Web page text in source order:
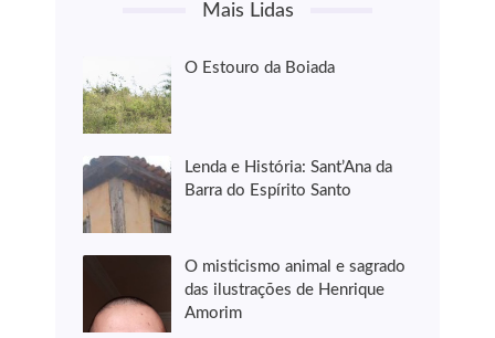
Mais Lidas
O Estouro da Boiada
Lenda e História: Sant’Ana da
Barra do Espírito Santo
O misticismo animal e sagrado
das ilustrações de Henrique
Amorim